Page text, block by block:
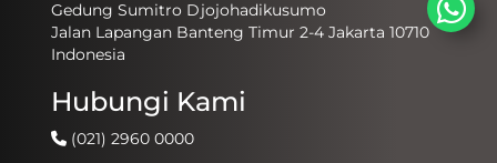
Gedung Sumitro Djojohadikusumo
Jalan Lapangan Banteng Timur 2-4 Jakarta 10710
Indonesia
Hubungi Kami
(021) 2960 0000